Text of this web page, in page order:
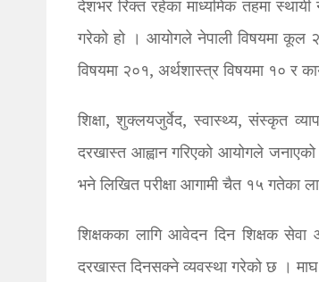
देशभर रिक्त रहेका माध्यमिक तहमा
गरेको हो । आयोगले नेपाली विषयमा कूल
विषयमा २०१, अर्थशास्त्र विषयमा १० र
शिक्षा, शुक्लयजुर्वेद, स्वास्थ्य, संस्कृत
दरखास्त आह्वान गरिएको आयोगले
भने लिखित परीक्षा आगामी चैत १५ गतेका
शिक्षकका लागि आवेदन दिन शिक्षक
दरखास्त दिनसक्ने व्यवस्था गरेको छ ।